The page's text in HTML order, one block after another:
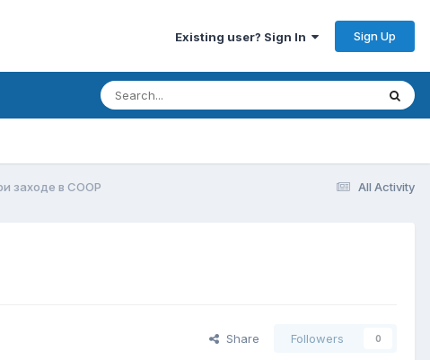
Existing user? Sign In Sign Up
All Activity
заходе в COOP
Share Followers 0